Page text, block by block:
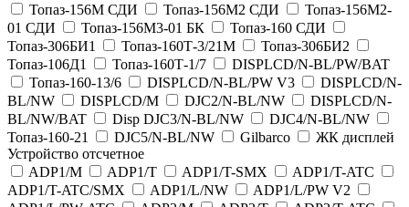
Топаз-156М СДИ
Топаз-156М2 СДИ
Топаз-156М2-
01 СДИ
Топаз-156М3-01 БК
Топаз-160 СДИ
Топаз-306БИ1
Топаз-160Т-3/21М
Топаз-306БИ2
Топаз-106Д1
Топаз-160Т-1/7
DISPLCD/N-BL/PW/BAT
Топаз-160-13/6
DISPLCD/N-BL/PW V3
DISPLCD/N-
BL/NW
DISPLCD/M DJC2/N-BL/NW
DISPLCD/N-
BL/NW/BAT
Disp DJC3/N-BL/NW
DJC4/N-BL/NW
Топаз-160-21
DJC5/N-BL/NW Gilbarco
ЖК дисплей
Устройство отсчетное
ADP1/M
ADP1/T ADP1/T-SMX
ADP1/T-ATC
ADP1/T-ATC/SMX
ADP1/L/NW
ADP1/L/PW V2